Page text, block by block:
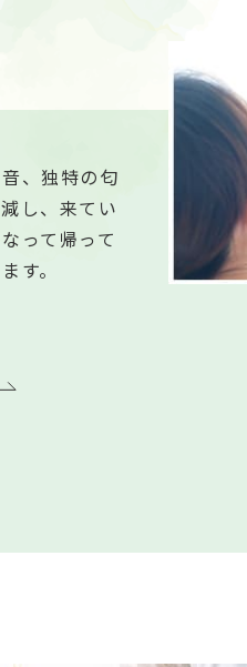
、独特の匂
し、来てい
って帰って
す。